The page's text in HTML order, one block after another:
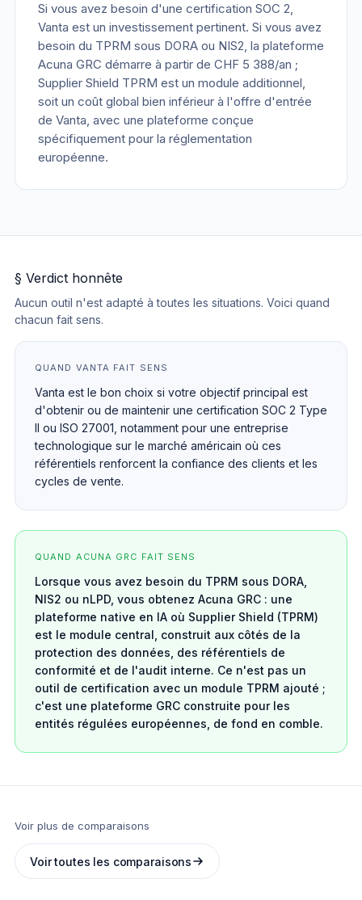
Si vous avez besoin d'une certification SOC 2,
Vanta est un investissement pertinent. Si vous avez
besoin du TPRM sous DORA ou NIS2, la plateforme
Acuna GRC démarre à partir de CHF 5 388/an ;
Supplier Shield TPRM est un module additionnel,
soit un coût global bien inférieur à l'offre d'entrée
de Vanta, avec une plateforme conçue
spécifiquement pour la réglementation
européenne.
§ Verdict honnête
Aucun outil n'est adapté à toutes les situations. Voici quand
chacun fait sens.
QUAND VANTA FAIT SENS
Vanta est le bon choix si votre objectif principal est
d'obtenir ou de maintenir une certification SOC 2 Type
II ou ISO 27001, notamment pour une entreprise
technologique sur le marché américain où ces
référentiels renforcent la confiance des clients et les
cycles de vente.
QUAND ACUNA GRC FAIT SENS
Lorsque vous avez besoin du TPRM sous DORA,
NIS2 ou nLPD, vous obtenez Acuna GRC : une
plateforme native en IA où Supplier Shield (TPRM)
est le module central, construit aux côtés de la
protection des données, des référentiels de
conformité et de l'audit interne. Ce n'est pas un
outil de certification avec un module TPRM ajouté ;
c'est une plateforme GRC construite pour les
entités régulées européennes, de fond en comble.
Voir plus de comparaisons
Voir toutes les comparaisons